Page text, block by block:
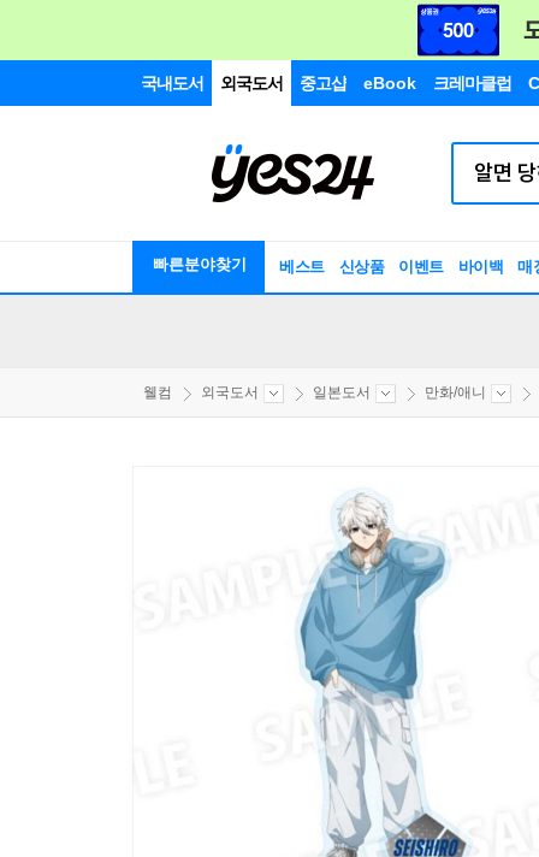
국내도서 외국도서 중고샵 eBook 크레마클럽
빠른분야찾기 베스트 신상품 이벤트 바이백 매
웰컴 외국도서 일본도서 만화/애니